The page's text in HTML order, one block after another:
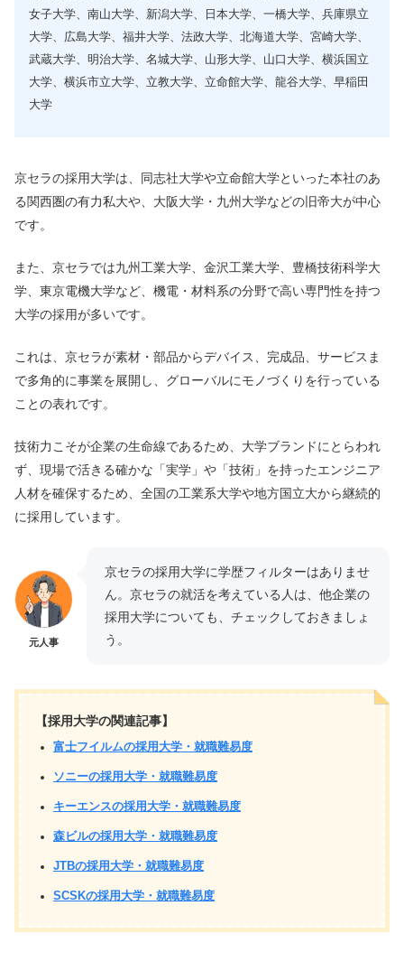
女子大学、南山大学、新潟大学、日本大学、一橋大学、兵庫県立
大学、広島大学、福井大学、法政大学、北海道大学、宮崎大学、
武蔵大学、明治大学、名城大学、山形大学、山口大学、横浜国立
大学、横浜市立大学、立教大学、立命館大学、龍谷大学、早稲田
大学
京セラの採用大学は、同志社大学や立命館大学といった本社のあ
る関西圏の有力私大や、大阪大学・九州大学などの旧帝大が中心
です。
また、京セラでは九州工業大学、金沢工業大学、豊橋技術科学大
学、東京電機大学など、機電・材料系の分野で高い専門性を持つ
大学の採用が多いです。
これは、京セラが素材・部品からデバイス、完成品、サービスま
で多角的に事業を展開し、グローバルにモノづくりを行っている
ことの表れです。
技術力こそが企業の生命線であるため、大学ブランドにとらわれ
ず、現場で活きる確かな「実学」や「技術」を持ったエンジニア
人材を確保するため、全国の工業系大学や地方国立大から継続的
に採用しています。
元人事
京セラの採用大学に学歴フィルターはありませ
ん。京セラの就活を考えている人は、他企業の
採用大学についても、チェックしておきましょ
う。
【採用大学の関連記事】
富士フイルムの採用大学・就職難易度
ソニーの採用大学・就職難易度
キーエンスの採用大学・就職難易度
森ビルの採用大学・就職難易度
JTBの採用大学・就職難易度
SCSKの採用大学・就職難易度